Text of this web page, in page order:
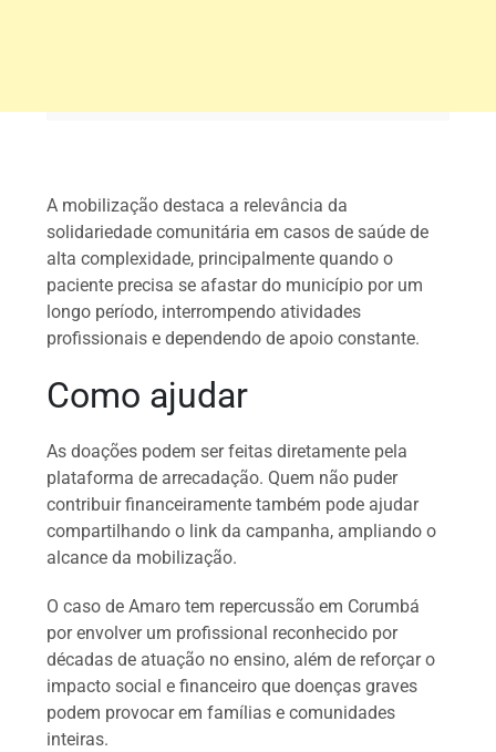
A mobilização destaca a relevância da
solidariedade comunitária em casos de saúde de
alta complexidade, principalmente quando o
paciente precisa se afastar do município por um
longo período, interrompendo atividades
profissionais e dependendo de apoio constante.
Como ajudar
As doações podem ser feitas diretamente pela
plataforma de arrecadação. Quem não puder
contribuir financeiramente também pode ajudar
compartilhando o link da campanha, ampliando o
alcance da mobilização.
O caso de Amaro tem repercussão em Corumbá
por envolver um profissional reconhecido por
décadas de atuação no ensino, além de reforçar o
impacto social e financeiro que doenças graves
podem provocar em famílias e comunidades
inteiras.